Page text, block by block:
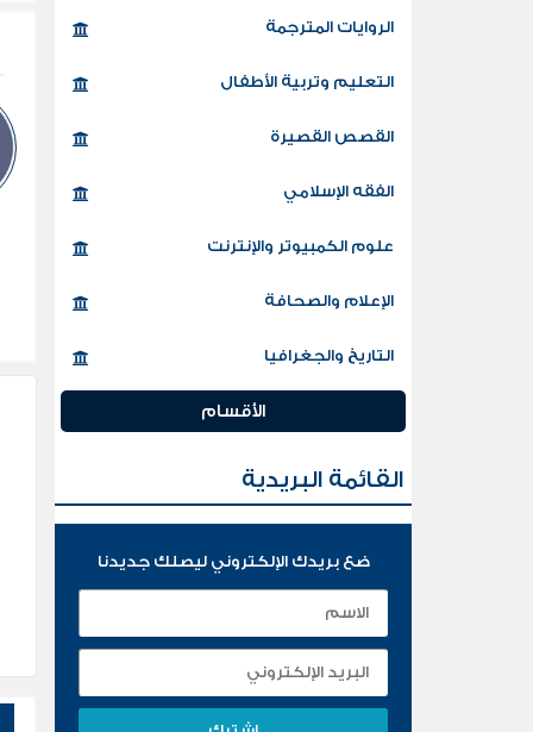
الروايات المترجمة
التعليم وتربية الأطفال
القصص القصيرة
الفقه الإسلامي
علوم الكمبيوتر والإنترنت
الإعلام والصحافة
التاريخ والجغرافيا
الأقسام
القائمة البريدية
ضع بريدك الإلكتروني ليصلك جديدنا